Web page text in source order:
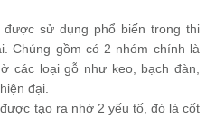
được sử dụng phổ biến trong thi
Chúng gồm có 2 nhóm chính là
các loại gỗ như keo, bạch đàn,
đại.
tạo ra nhờ 2 yếu tố, đó là cốt